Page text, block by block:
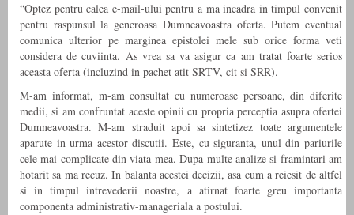
“Optez pentru calea e-mail-ului pentru a ma incadra in timpul convenit
pentru raspunsul la generoasa Dumneavoastra oferta. Putem eventual
comunica ulterior pe marginea epistolei mele sub orice forma veti
considera de cuviinta. As vrea sa va asigur ca am tratat foarte serios
aceasta oferta (incluzind in pachet atit SRTV, cit si SRR).
M-am informat, m-am consultat cu numeroase persoane, din diferite
medii, si am confruntat aceste opinii cu propria perceptia asupra ofertei
Dumneavoastra. M-am straduit apoi sa sintetizez toate argumentele
aparute in urma acestor discutii. Este, cu siguranta, unul din pariurile
cele mai complicate din viata mea. Dupa multe analize si framintari am
hotarit sa ma recuz. In balanta acestei decizii, asa cum a reiesit de altfel
si in timpul intrevederii noastre, a atirnat foarte greu importanta
componenta administrativ-manageriala a postului.